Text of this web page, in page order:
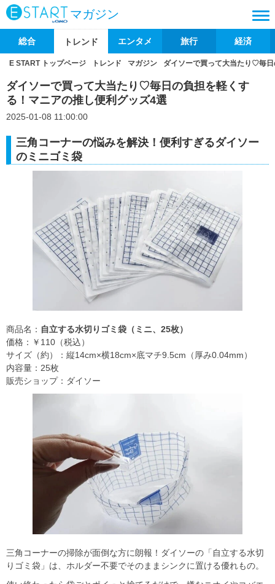
マガジン
総合 トレンド エンタメ 旅行 経済
E START トップページ トレンド マガジン ダイソーで買って大当たり♡毎
ダイソーで買って大当たり♡毎日の負担を軽くす
る！マニアの推し便利グッズ4選
2025-01-08 11:00:00
三角コーナーの悩みを解決！便利すぎるダイソー
のミニゴミ袋
商品名： 自立する水切りゴミ袋（ミニ、25枚）
価格：￥110（税込）
サイズ（約）：縦14cm×横18cm×底マチ9.5cm（厚み0.04mm）
内容量：25枚
販売ショップ：ダイソー
三角コーナーの掃除が面倒な方に朗報！ダイソーの「自立する水切
りゴミ袋」は、ホルダー不要でそのままシンクに置ける優れもの。